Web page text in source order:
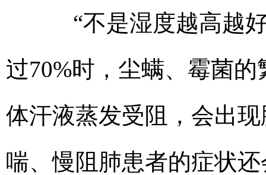
“不是湿度越高越好
过70%时，尘螨、霉菌
体汗液蒸发受阻，会出
喘、慢阻肺患者的症状